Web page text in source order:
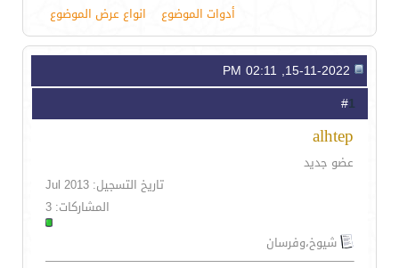
أدوات الموضوع انواع عرض الموضوع
1
alhtep
عضو جديد
تاريخ التسجيل: Jul 2013
المشاركات: 3
شيوخ،وفرسان